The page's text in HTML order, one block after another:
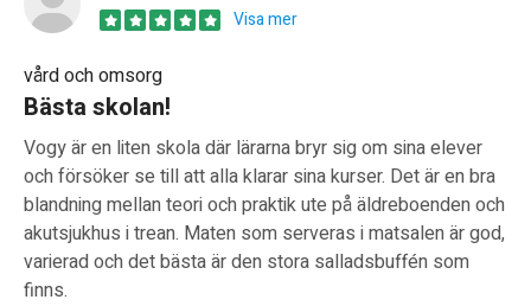
Visa mer
vård och omsorg
Bästa skolan!
Vogy är en liten skola där lärarna bryr sig om sina elever
och försöker se till att alla klarar sina kurser. Det är en bra
blandning mellan teori och praktik ute på äldreboenden och
akutsjukhus i trean. Maten som serveras i matsalen är god,
varierad och det bästa är den stora salladsbuffén som
finns.